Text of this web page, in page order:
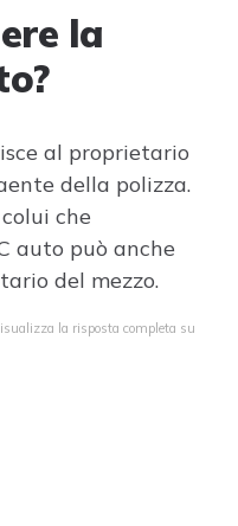
la
al proprietario
della polizza.
che
auto può anche
del mezzo.
la risposta completa su